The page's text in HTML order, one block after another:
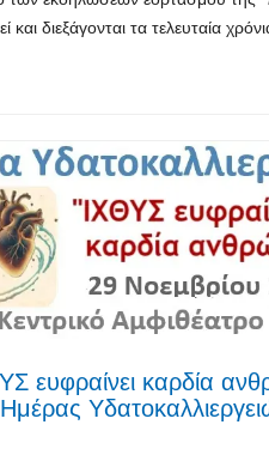
διεξάγονται τα τελευταία
ευφραίνει καρδία